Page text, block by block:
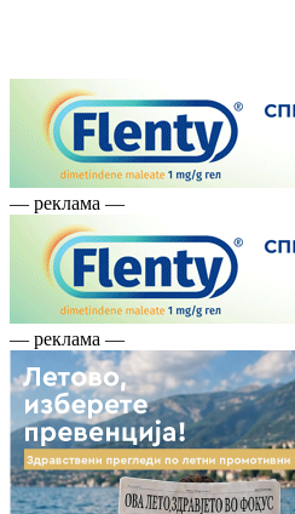
— реклама —
— реклама —